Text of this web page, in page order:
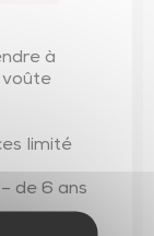
à
voûte
limité
de 6 ans